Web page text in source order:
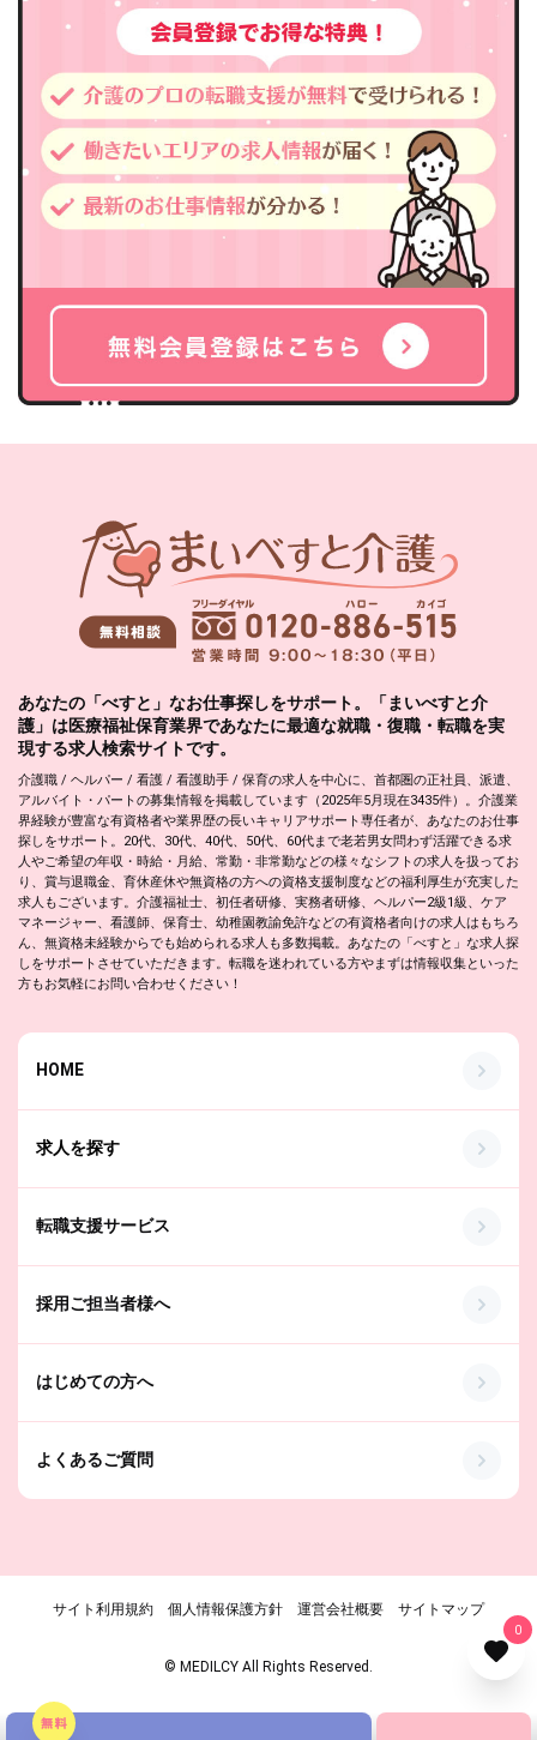
あなたの「べすと」なお仕事探しをサポート。「まいべすと介
護」は医療福祉保育業界であなたに最適な就職・復職・転職を実
現する求人検索サイトです。
介護職 / ヘルパー / 看護 / 看護助手 / 保育の求人を中心に、首都圏の正社員、派遣、
アルバイト・パートの募集情報を掲載しています（2025年5月現在3435件）。介護業
界経験が豊富な有資格者や業界歴の長いキャリアサポート専任者が、あなたのお仕事
探しをサポート。20代、30代、40代、50代、60代まで老若男女問わず活躍できる求
人やご希望の年収・時給・月給、常勤・非常勤などの様々なシフトの求人を扱ってお
り、賞与退職金、育休産休や無資格の方への資格支援制度などの福利厚生が充実した
求人もございます。介護福祉士、初任者研修、実務者研修、ヘルパー2級1級、ケア
マネージャー、看護師、保育士、幼稚園教諭免許などの有資格者向けの求人はもちろ
ん、無資格未経験からでも始められる求人も多数掲載。あなたの「べすと」な求人探
しをサポートさせていただきます。転職を迷われている方やまずは情報収集といった
方もお気軽にお問い合わせください！
HOME
求人を探す
転職支援サービス
採用ご担当者様へ
はじめての方へ
よくあるご質問
サイト利用規約 個人情報保護方針 運営会社概要 サイトマップ
© MEDILCY All Rights Reserved.
0